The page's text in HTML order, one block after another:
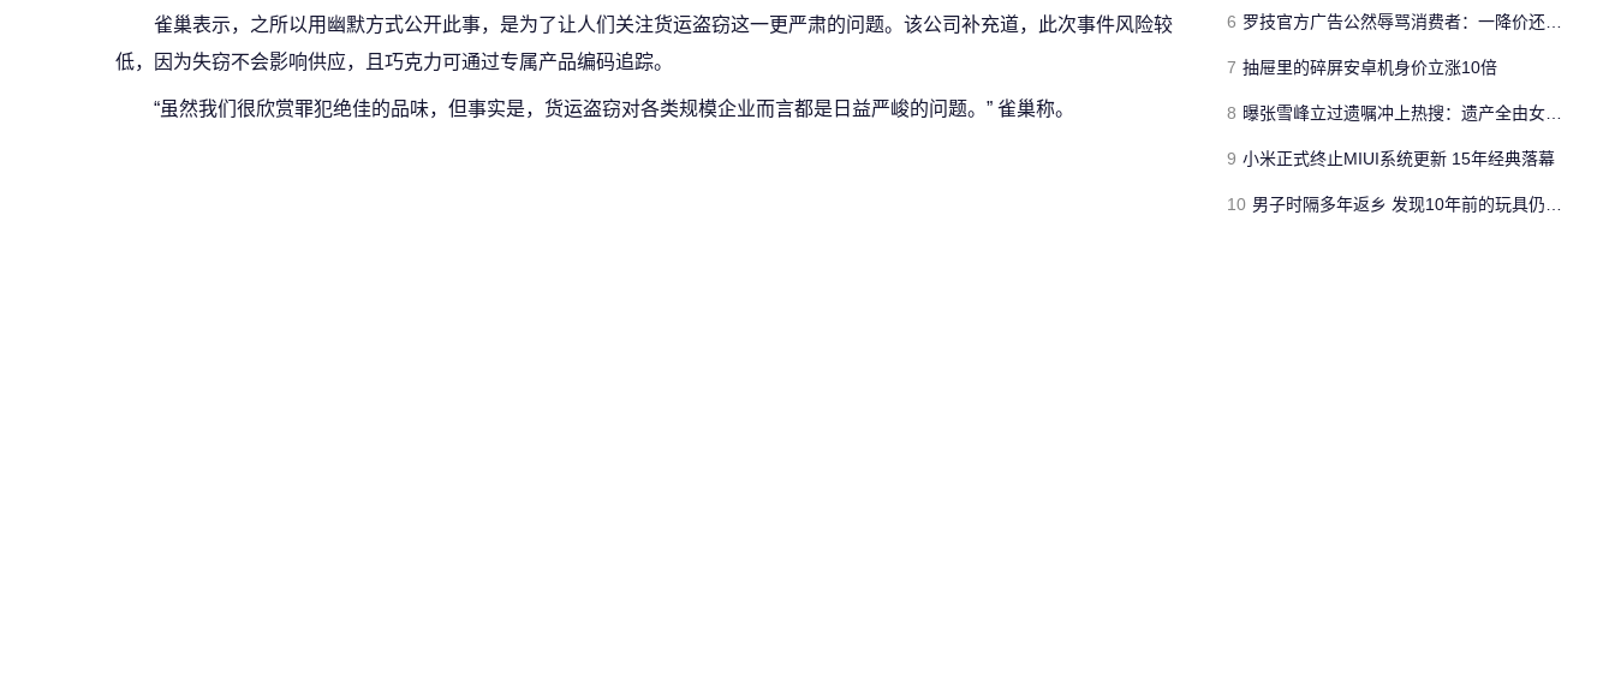
雀巢表示，之所以用幽默方式公开此事，是为了让人们关注货运盗窃这一更严肃的问题。该公司补充道，此次事件风险较
低，因为失窃不会影响供应，且巧克力可通过专属产品编码追踪。
“虽然我们很欣赏罪犯绝佳的品味，但事实是，货运盗窃对各类规模企业而言都是日益严峻的问题。” 雀巢称。
6 罗技官方广告公然辱骂消费者：一降价还不是像狗一样跑过来
7 抽屉里的碎屏安卓机身价立涨10倍
8 曝张雪峰立过遗嘱冲上热搜：遗产全由女儿继承 总资产预估5至8亿
9 小米正式终止MIUI系统更新 15年经典落幕
10 男子时隔多年返乡 发现10年前的玩具仍在摇摆